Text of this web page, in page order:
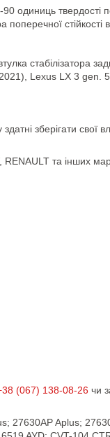
90 одиниць твердості
стійкості
стабілізатора
Lexus LX 3
зберігати свої
RENAULT та інших
(067) 138-08-26 чи
27630AP Aplus;